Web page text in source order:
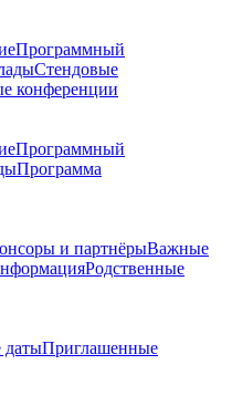
Программный
Стендовые
конференции
Программный
Программа
и партнёрыВажные
Родственные
Приглашенные